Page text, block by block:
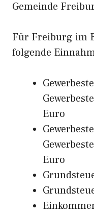
Gemeinde
Für Freiburg im
folgende
Euro
Euro